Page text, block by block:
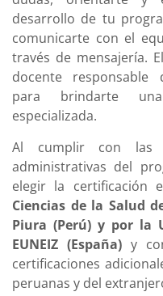
desarrollo de tu
comunicarte con el
través de mensajería.
docente responsable
para brindarte
especializada.
Al cumplir con las
administrativas del
elegir la certificación
Ciencias de la Salud
Piura (Perú) y por la
EUNEIZ (España) y
certificaciones
peruanas y del